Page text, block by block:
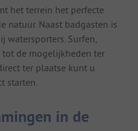
het terrein het perfecte
natuur. Naast badgasten is
Surfen,
de mogelijkheden ter
ter plaatse kunt u
starten.
in de